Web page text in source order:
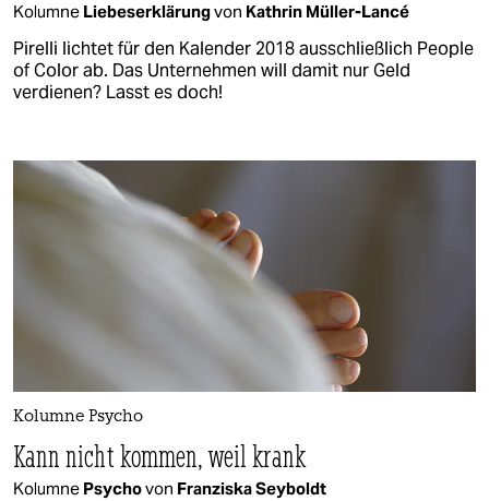
Kolumne Liebeserklärungvon Kathrin Müller-Lancé
Pirelli lichtet für den Kalender 2018 ausschließlich People
of Color ab. Das Unternehmen will damit nur Geld
verdienen? Lasst es doch!
Kolumne Psycho
Kann nicht kommen, weil krank
Kolumne Psychovon Franziska Seyboldt